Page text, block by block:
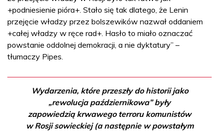
+podniesienie pióra+. Stało się tak dlatego, że Lenin
przejęcie władzy przez bolszewików nazwał oddaniem
+całej władzy w ręce rad+. Hasło to miało oznaczać
powstanie oddolnej demokracji, a nie dyktatury” –
tłumaczy Pipes.
Wydarzenia, które przeszły do historii jako
„rewolucja październikowa” były
zapowiedzią krwawego terroru komunistów
w Rosji sowieckiej (a następnie w powstałym